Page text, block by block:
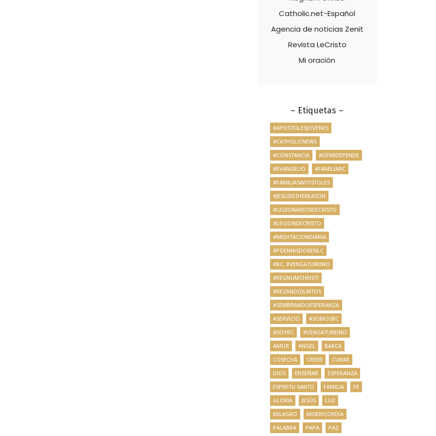
Catholic.net-Español
Agencia de noticias Zenit
Revista LeCristo
Mi oración
– Etiquetas –
#APOSTOLESJOVENES
#CATHOLICNEWS
#CONSTANCIA
#DEMIDEPENDE
#EVANGELIO
#FAMILIARC
#FAMILIASAPOSTOLES
#JESUSISTHEREASON
#LEGIONARIOSDECRISTO
#LEGIONDECRISTO
#MEDITACIONDIARIA
#PDENNISDORENLC
#RC; #VENGATUREINO
#REGNUMCHRISTI
#REZANDOJUNTOS
#SEMBRANDOESPERANZA
#SERVICIO
#SOMOSRC
#SOYRC
#VENGATUREINO
AMOR
ANGEL
BARCA
COSECHA
CREER
CURAR
DIOS
ENSEÑAR
ESPERANZA
ESPIRITU SANTO
FAMILIA
FE
GLORIA
JESÚS
LUZ
MILAGRO
MISERICORDIA
PALABRA
PAPA PAZ